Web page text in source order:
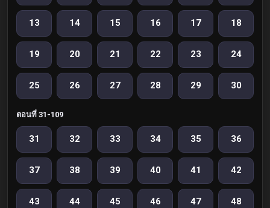
13 14 15 16 17 18
19 20 21 22 23 24
25 26 27 28 29 30
ตอนที่ 31-109
31 32 33 34 35 36
37 38 39 40 41 42
43 44 45 46 47 48